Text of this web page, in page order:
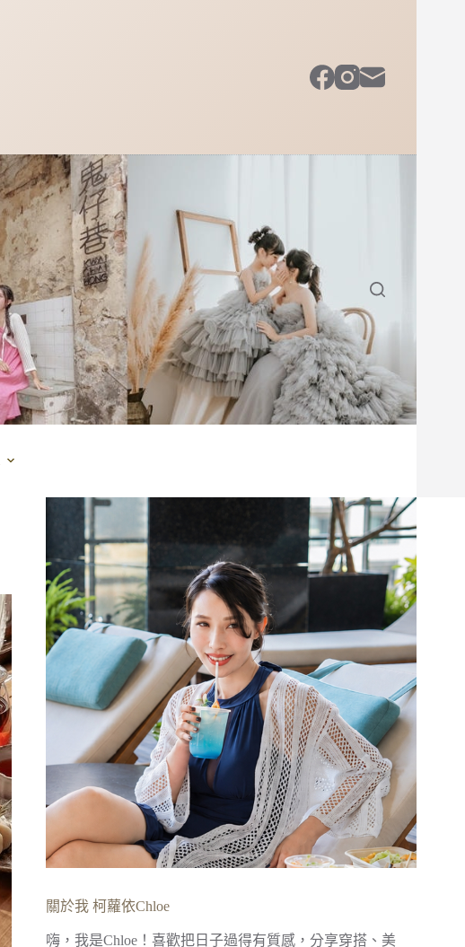
關於我 柯蘿依Chloe
嗨，我是Chloe！喜歡把日子過得有質感，分享穿搭、美